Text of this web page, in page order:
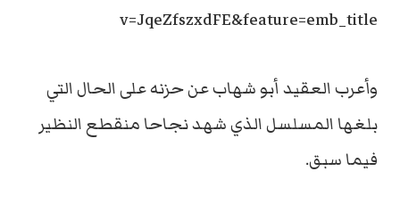
v=JqeZfszxdFE&feature=emb_title
وأعرب العقيد أبو شهاب عن حزنه على الحال التي
بلغها المسلسل الذي شهد نجاحا منقطع النظير
فيما سبق.